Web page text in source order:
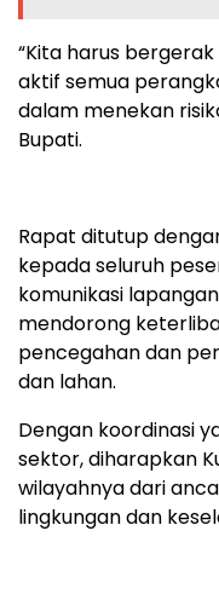
“Kita harus
aktif semua
dalam menekan
Bupati.
Rapat ditutup
kepada seluruh
komunikasi
mendorong
pencegahan dan
dan lahan.
Dengan koordinasi
sektor, diharapkan
wilayahnya dari
lingkungan dan